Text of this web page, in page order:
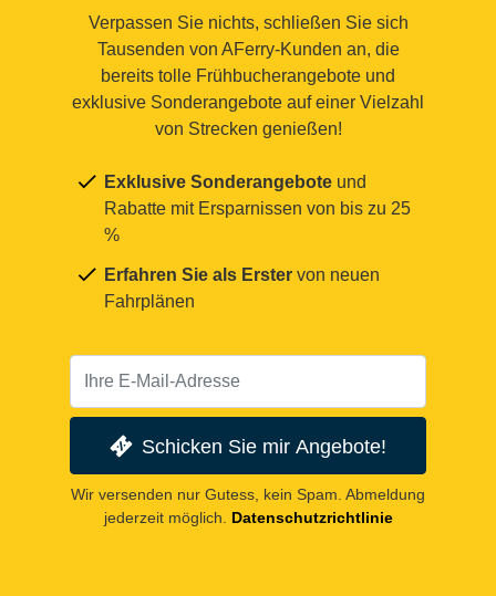
Verpassen Sie nichts, schließen Sie sich
Tausenden von AFerry-Kunden an, die
bereits tolle Frühbucherangebote und
exklusive Sonderangebote auf einer Vielzahl
von Strecken genießen!
Exklusive Sonderangebote und
Rabatte mit Ersparnissen von bis zu 25
%
Erfahren Sie als Erster von neuen
Fahrplänen
Schicken Sie mir Angebote!
Wir versenden nur Gutess, kein Spam. Abmeldung
jederzeit möglich.
Datenschutzrichtlinie